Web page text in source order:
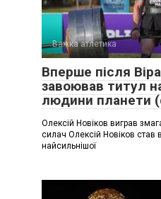
Важка атлетика
Вперше після
завоював титул
людини планети
Олексій Новіков виграв
силач Олексій Новіков став
найсильнішої